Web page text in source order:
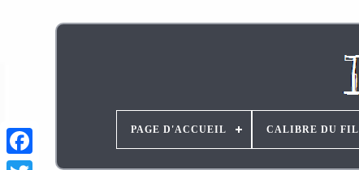
PAGE D'ACCUEIL CALIBRE DU FIL